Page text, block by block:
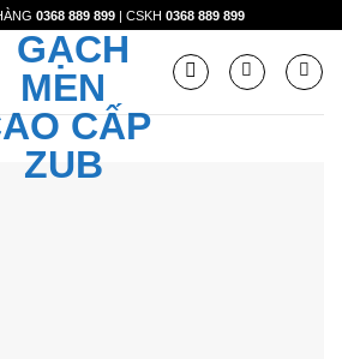
0368 889 899 | CSKH 0368 889 899